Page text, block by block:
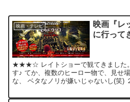
映画・テレビ
映画『レ
に行って
★★★☆ レイトショーで観てきました
す♪ てか、複数のヒーロー物で、見せ
な、 ベタなノリが嫌いじゃないし(笑)